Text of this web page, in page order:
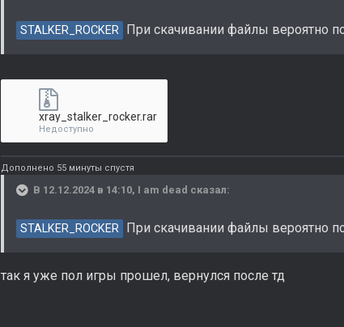
STALKER_ROCKER При скачивании файлы вероятно
xray_stalker_rocker.rar
Недоступно
Дополнено 55 минуты спустя
В 12.12.2024 в 14:10, I am dead сказал:
STALKER_ROCKER При скачивании файлы вероятно
так я уже пол игры прошел, вернулся после тд